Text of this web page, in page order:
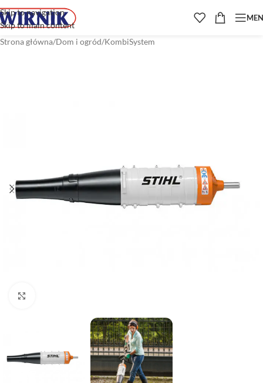
Skip to navigation
Skip to main content
Strona główna/Dom i ogród/KombiSystem